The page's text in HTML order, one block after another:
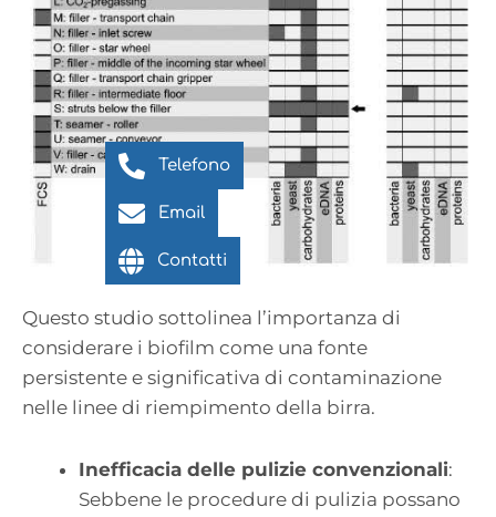
Questo studio sottolinea l’importanza di
considerare i biofilm come una fonte
persistente e significativa di contaminazione
nelle linee di riempimento della birra.
Inefficacia delle pulizie convenzionali:
Sebbene le procedure di pulizia possano
Telefono
Email
Contatti